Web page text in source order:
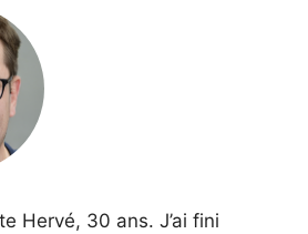
Hervé, 30 ans. J’ai fini